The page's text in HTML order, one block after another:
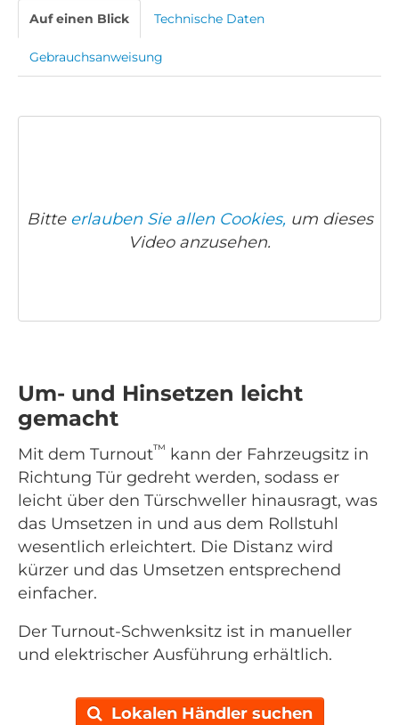
Auf einen Blick Technische Daten
Gebrauchsanweisung
Bitte erlauben Sie allen Cookies, um dieses
Video anzusehen.
Um- und Hinsetzen leicht
gemacht
Mit dem Turnout™ kann der Fahrzeugsitz in
Richtung Tür gedreht werden, sodass er
leicht über den Türschweller hinausragt, was
das Umsetzen in und aus dem Rollstuhl
wesentlich erleichtert. Die Distanz wird
kürzer und das Umsetzen entsprechend
einfacher.
Der Turnout-Schwenksitz ist in manueller
und elektrischer Ausführung erhältlich.
Lokalen Händler suchen